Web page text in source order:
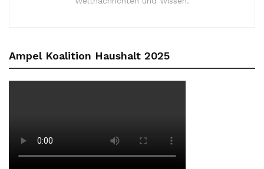
Ampel Koalition Haushalt 2025